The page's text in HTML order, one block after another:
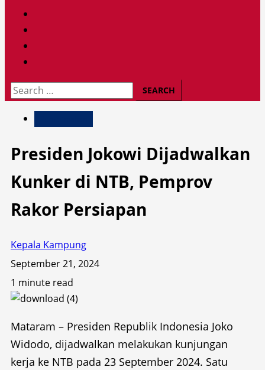
Search
for:
Presiden Jokowi Dijadwalkan
Kunker di NTB, Pemprov
Rakor Persiapan
Kepala Kampung
September 21, 2024
1 minute read
Mataram – Presiden Republik Indonesia Joko
Widodo, dijadwalkan melakukan kunjungan
kerja ke NTB pada 23 September 2024. Satu